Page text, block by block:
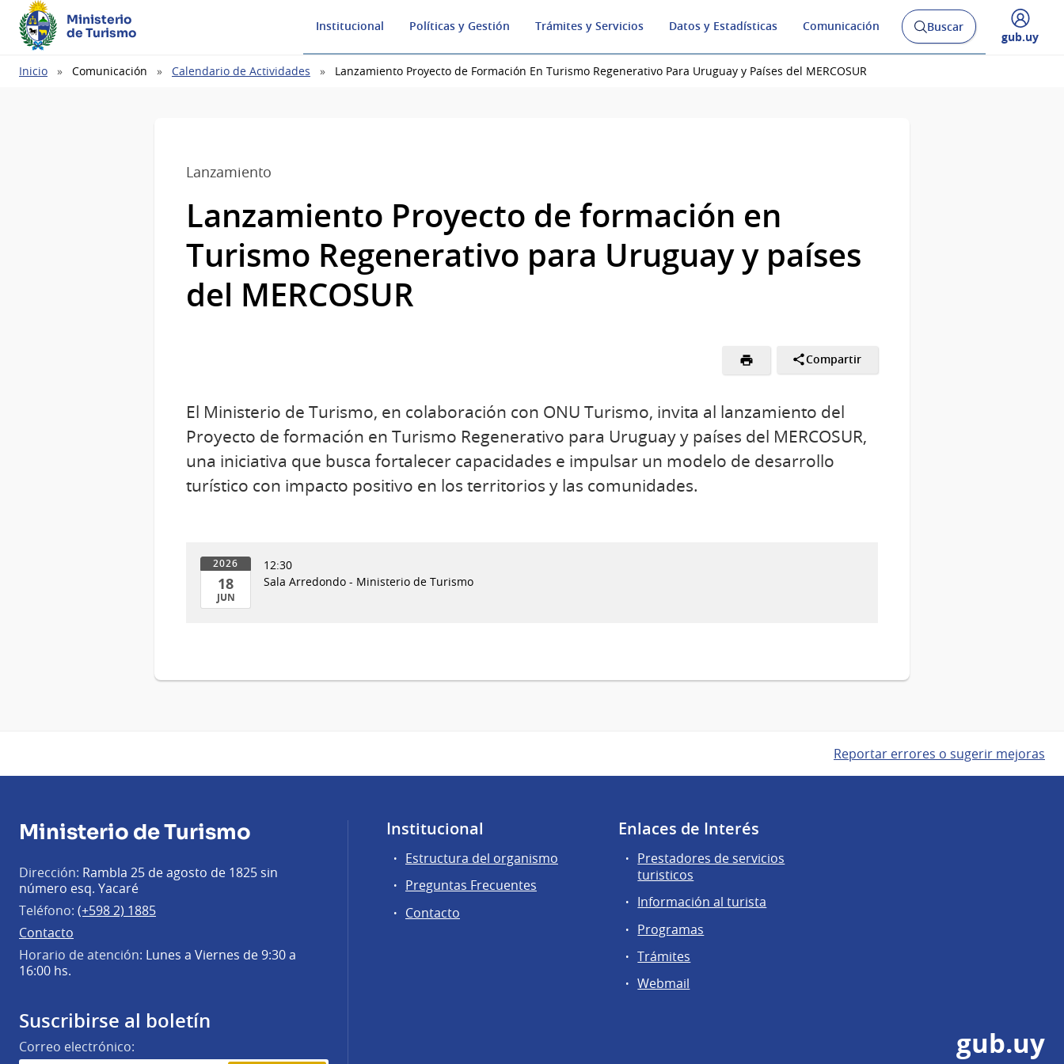
Ministerio
de Turismo
Institucional Políticas y Gestión Trámites y Servicios Datos y Estadísticas Comunicación
Abrir
buscador
Buscar
Desplegar
gub.uy
Ruta
Inicio Comunicación Calendario de Actividades Lanzamiento Proyecto de Formación En Turismo Regenerativo Para Uruguay y Países del MERCOSUR
Lanzamiento
Lanzamiento Proyecto de formación en
Turismo Regenerativo para Uruguay y países
del MERCOSUR
Compartir
El Ministerio de Turismo, en colaboración con ONU Turismo, invita al lanzamiento del
Proyecto de formación en Turismo Regenerativo para Uruguay y países del MERCOSUR,
una iniciativa que busca fortalecer capacidades e impulsar un modelo de desarrollo
turístico con impacto positivo en los territorios y las comunidades.
2026
18
JUN
12:30
Sala Arredondo - Ministerio de Turismo
Reportar errores o sugerir mejoras
Ministerio de Turismo
Dirección: Rambla 25 de agosto de 1825 sin
número esq. Yacaré
Teléfono: (+598 2) 1885
Contacto
Horario de atención: Lunes a Viernes de 9:30 a
16:00 hs.
Suscribirse al boletín
Correo electrónico:
Institucional
Estructura del organismo
Preguntas Frecuentes
Contacto
Enlaces de Interés
Prestadores de servicios
turisticos
Información al turista
Programas
Trámites
Webmail
gub.uy